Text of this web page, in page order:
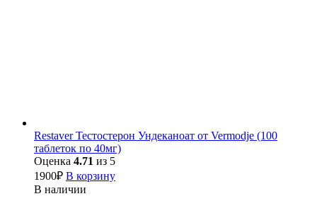
Restaver Тестостерон Ундеканоат от Vermodje (100
таблеток по 40мг)
Оценка 4.71 из 5
1900₽ В корзину
В наличии